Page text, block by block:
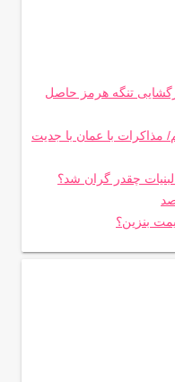
تنگه هرمز حاصل
مذاکرات با عمان با جدیت
بنزین؟